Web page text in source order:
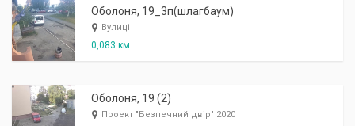
Оболоня, 19_3п(шлагбаум)
Вулиці
0,083 км.
Оболоня, 19 (2)
Проект "Безпечний двір" 2020